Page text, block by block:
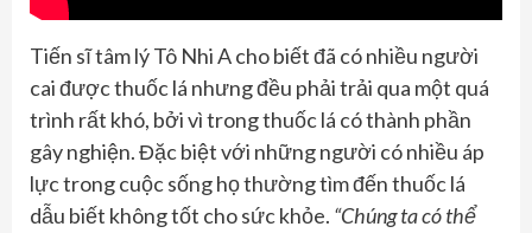
Tiến sĩ tâm lý Tô Nhi A cho biết đã có nhiều người
cai được thuốc lá nhưng đều phải trải qua một quá
trình rất khó, bởi vì trong thuốc lá có thành phần
gây nghiện. Đặc biệt với những người có nhiều áp
lực trong cuộc sống họ thường tìm đến thuốc lá
dẫu biết không tốt cho sức khỏe. “Chúng ta có thể